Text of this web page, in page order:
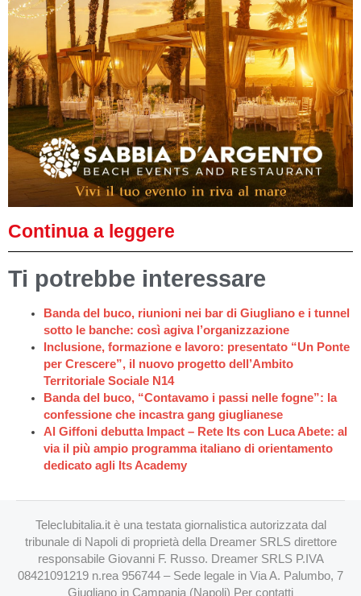
Continua a leggere
Ti potrebbe interessare
Banda del buco, riunioni nei bar di Giugliano e i tunnel
sotto le banche: così agiva l’organizzazione
Inclusione, formazione e lavoro: presentato “Un Ponte
per Crescere”, il nuovo progetto dell’Ambito
Territoriale Sociale N14
Banda del buco, “Contavamo i passi nelle fogne”: la
confessione che incastra gang giuglianese
Al Giffoni debutta Impact – Rete Its con Luca Abete: al
via il più ampio programma italiano di orientamento
dedicato agli Its Academy
Teleclubitalia.it è una testata giornalistica autorizzata dal
tribunale di Napoli di proprietà della Dreamer SRLS direttore
responsabile Giovanni F. Russo. Dreamer SRLS P.IVA
08421091219 n.rea 956744 – Sede legale in Via A. Palumbo, 7
Giugliano in Campania (Napoli) Per contatti